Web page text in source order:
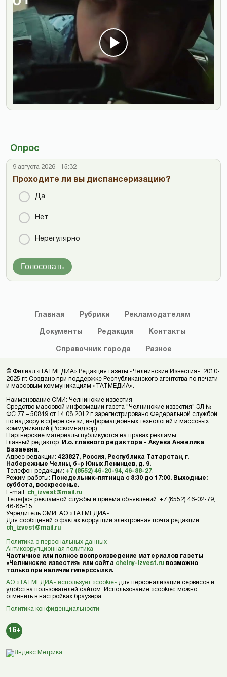
Опрос
9 августа 2026 - 15:32
Проходите ли вы диспансеризацию?
Да
Нет
Нерегулярно
Голосовать
Главная Рубрики Рекламодателям
Документы Редакция Контакты
Справочник города Разное
© Филиал «ТАТМЕДИА» Редакция газеты «Челнинские Известия», 2010-
2025 гг. Создано при поддержке Республиканского агентства по печати
и массовым коммуникациям «ТАТМЕДИА».
Наименование СМИ: Челнинские известия
Средство массовой информации газета "Челнинские известия" ЭЛ №
ФС 77 – 50849 от 14.08.2012 г. зарегистрировано Федеральной службой
по надзору в сфере связи, информационных технологий и массовых
коммуникаций (Роскомнадзор)
Партнерские материалы публикуются на правах рекламы.
Главный редактор: И.о. главного редактора - Акуева Анжелика
Базаевна
Адрес редакции: 423827, Россия, Республика Татарстан, г.
Набережные Челны, б-р Юных Ленинцев, д. 9.
Телефон редакции: +7 (8552) 46-20-94 46-88-27
Режим работы: Понедельник–пятница с 8:30 до 17:00. Выходные:
суббота, воскресенье.
E-mail: ch_izvest@mail.ru
Телефон рекламной службы и приема объявлений: +7 (8552) 46-02-79,
46-88-15
Учредитель СМИ: АО «ТАТМЕДИА»
Для сообщений о фактах коррупции электронная почта редакции:
ch_izvest@mail.ru
Политика о персональных данных
Антикоррупционная политика
Частичное или полное воспроизведение материалов газеты
«Челнинские известия» или сайта chelny-izvest.ru возможно
только при наличии гиперссылки.
АО «ТАТМЕДИА» использует «cookie» для персонализации сервисов и
удобства пользователей сайтом. Использование «cookie» можно
отменить в настройках браузера.
Политика конфиденциальности
16+